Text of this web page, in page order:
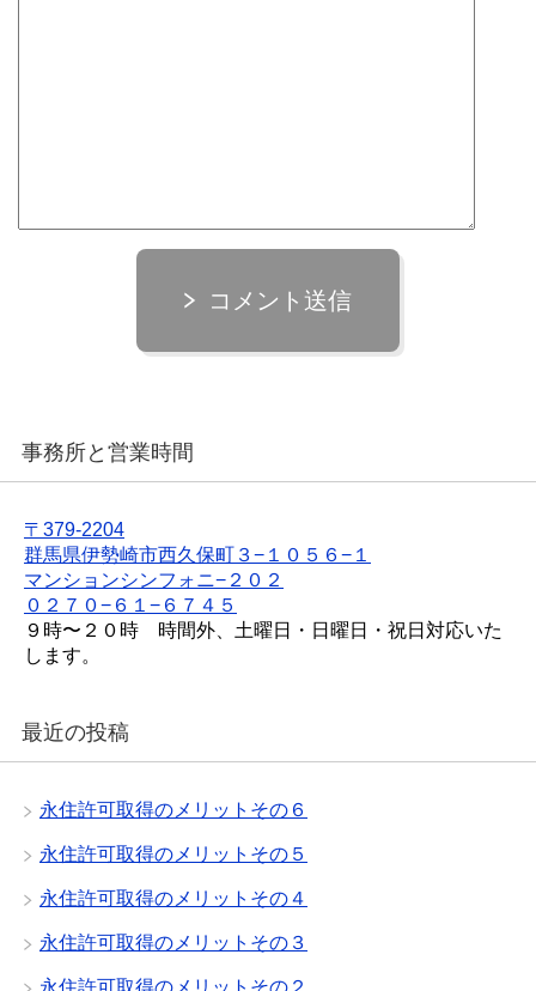
コメント送信
事務所と営業時間
〒379-2204
群馬県伊勢崎市西久保町３−１０５６−１
マンションシンフォニ−２０２
０２７０−６１−６７４５
９時〜２０時 時間外、土曜日・日曜日・祝日対応いた
します。
最近の投稿
永住許可取得のメリットその６
永住許可取得のメリットその５
永住許可取得のメリットその４
永住許可取得のメリットその３